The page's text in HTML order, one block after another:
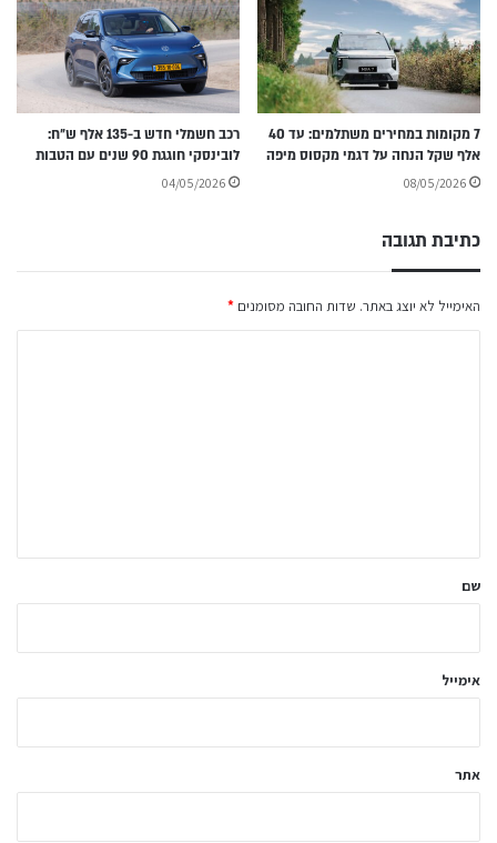
7 מקומות במחירים משתלמים: עד 40
אלף שקל הנחה על דגמי מקסוס מיפה
08/05/2026
רכב חשמלי חדש ב-135 אלף ש״ח:
לובינסקי חוגגת 90 שנים עם הטבות
04/05/2026
כתיבת תגובה
האימייל לא יוצג באתר. שדות החובה מסומנים *
ל
שם
אימייל
אתר